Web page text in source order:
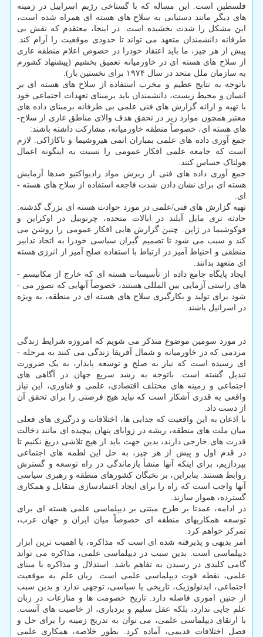
فلسطین است. این مساله که با گستاخی رژیم اسراییل در زمینه
های دیگر مانند دستیابی به سلاح های هسته ای همراه شده است،
این مشکل را شدت بخشیده است. در اینجا، معتقدم که نقش بی
طرفانه دانشمندان متعهد می تواند تا حدودی موقعیت را آرام کند.
پیش از هر چیز، ما باید اعتقاد خودرا در خصوص اعلام منطقه عاری
از سلاح ­های هسته ­ای در خاورمیانه تعمیق بخشیم (پیشنهاد کشورم
به سازمان ملل متحد در سال ۱۹۷۴ برای نخستین بار).
باتوجه به نتایج عظیم و مخرب استفاده از سلاح­ های هسته­ ای بر
انسان و محیط زیست، دانشمندان باید برمبنای تعهدات اجتماعی خود
با تهیه و ارائه گزارش های فنی علمی بی طرفانه برمبنای داده های
معتبر همچون موارد زیر در تحقق هدف والای مناطق عاری از سلاح­
های هسته ای، خصوصاً منطقه خاورمیانه، مشارکت داشته باشند:
جمع ­آوری داده ­های علمی بمباران اتمی هیروشیما و ناکازاکی. لازم
است که جامعه علمی افکار عمومی را نسبت به اینگونه اعمال
هولناک حساس کنند.
جمع ­آوری داده ­های فنی از ریزش مواد رادیواکتیو صدها آزمایش
هسته ­ای برای نشان دادن شدت فاجعه استفاده از سلاح ­های هسته ­
ای.
تهیه گزارش­ های فنی/علمی در مورد حوادث هسته ای بزرگ گذشته:
حادثه تری مایل آیلند در ایالات متحده، چرنوبیل در اوکراین و
فوکوشیما در ژاپن. چنین گزارش هایی افکار عمومی را روشن می
کند و سبب می­ شود تا تصمیم گیران سیاسی خودرا به اتخاذ تدابیر
منطقی و احتیاط ­آمیز در ارتباط با استفاده صلح آمیز از انرژی هسته
ای متعهد بدانند.
ایجاد پایگاه جامع داده از تأسیسات هسته ­ای که خارج از مکانیسم ­
های راستی ­آزمایی بین ­المللی هستند، خصوصاً آنهایی که تصور می ­
شود برای تولید و بکارگیری سلاح­ های هسته ­ای در منطقه، به ویژه
در اسرائیل باشند.
در مورد سومین موضوع متذکر می­ شویم که امروزه شرایط زندگی
مردمی که در خاورمیانه و شمال آفریقا زندگی می ­کنند به مرحله ­
ای رسیده است که نیاز به صلح و توسعه پایدار، به یک ضرورت
تبدیل گشته است. باتوجه به رشد سریع جهان در آگاهی ­های
اجتماعی و زمینه­ های مختلف اقتصادی، علمی و فناوری، این نیاز
واقعی به قدری آشکار است که نباید هیچ فرصتی را برای تحقق آن
از دست داد.
با اذعان به این واقعیت که جدایی­ ها، اختلافات و درگیری های فعلی
میان ملت های منطقه، ریشه در زوایای پنهان پیچیده ای مانند دخالت
قدرت های خارجی دارند، بدین جهت باید از هیچ تلاشی دریغ نکنیم تا
در قدم اول و پیش از هر چیز، به حل این لطمه ­های اجتماعی
بپردازیم، برای اینکه آنها منشأ بازماندگی در راه توسعه و گسترش
روابط هستند. بنابراین، بر نخبگان کشورهای منطقه و رهبری سیاسی
آنها واجب است که راه را برای ایجاد اعتمادسازی متقابل و همکاری
گسترده، هموار سازند.
در ادامه، عمدتا بر طرح مبتنی بر دیپلماسی علمی هسته ای برای
توسعه همکاریهای منطقه ای خصوصاً میان ایران و جهان عرب،
تمرکز خواهم کرد.
امر بدیهی و پذیرفته شده ­ای است که مذاکره، با اهمیت ترین ابزار
دیپلماسی است. بدین سبب در دیپلماسی علمی، مذاکره می ­تواند
گامی کلیدی در رسیدن به تفاهم باشد. استدلال و مذاکره با مبنای
علمی، نقطه قوت دیپلماسی علمی است. زبان علم به موقعیت
اجتماعی، ایدئولوژیک، تاریخی یا سیاسی، توجهی ندارد و بدین سبب
از چنین اموری فاصله دارد. تاریخ خصومت ­ها و منازعات در زبان
علم جایی ندارد، بلکه عقل سلیم و بردباری، از خاصیت ­های آنست.
با ارتقای دیپلماسی علمی، می ­توان به تدریج زمینه را برای حل و
فصل اختلافات قدیمی، آماده کرد. بطور خلاصه، همکاری علمی